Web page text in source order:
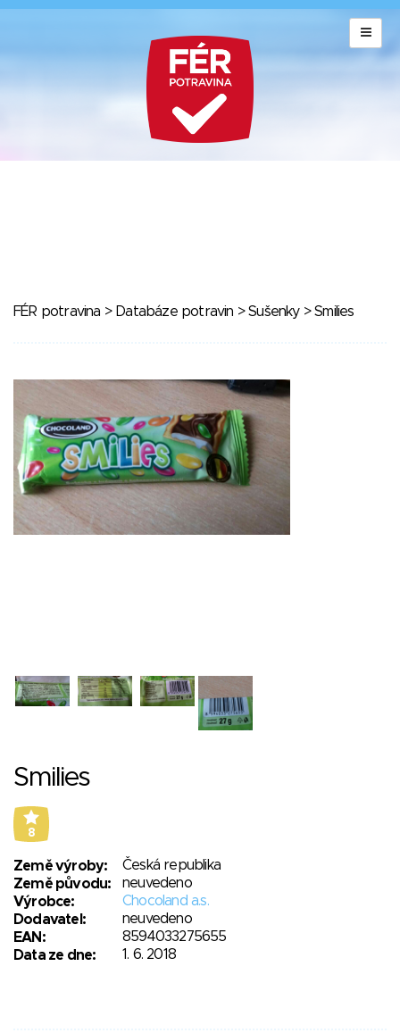
FÉR potravina > Databáze potravin >Sušenky> Smilies
Smilies
8
Země výroby:
Česká republika
Země původu:
neuvedeno
Výrobce:
Chocoland a.s.
Dodavatel:
neuvedeno
EAN:
8594033275655
Data ze dne:
1. 6. 2018